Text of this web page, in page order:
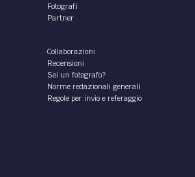
Fotografi
Partner
Collaborazioni
Recensioni
Sei un fotografo?
Norme redazionali generali
Regole per invio e referaggio